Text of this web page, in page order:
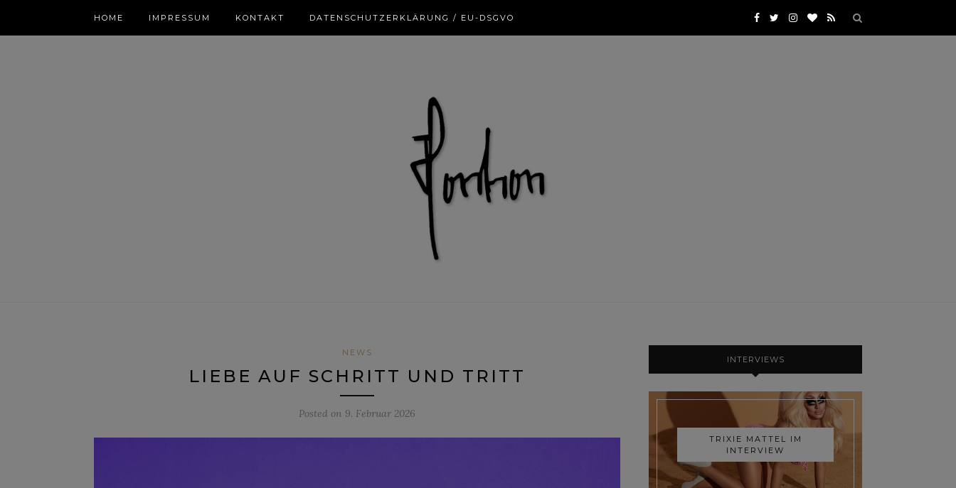
HOME IMPRESSUM KONTAKT DATENSCHUTZERKLÄRUNG / EU-DSGVO
NEWS
LIEBE AUF SCHRITT UND TRITT
Posted on 9. Februar 2026
INTERVIEWS
TRIXIE MATTEL IM
INTERVIEW